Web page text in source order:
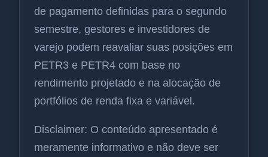
de pagamento definidas para o segundo
semestre, gestores e investidores de
varejo podem reavaliar suas posições em
PETR3 e PETR4 com base no
rendimento projetado e na alocação de
portfólios de renda fixa e variável.
Disclaimer: O conteúdo apresentado é
meramente informativo e não deve ser